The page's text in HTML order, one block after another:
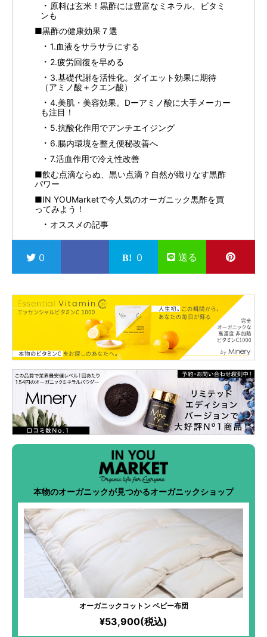
原料は玄米！黒酢には豊富なミネラル、ビタミ
ンも
■黒酢の健康効果７選
1.血液をサラサラにする
2.疲労回復を早める
3.基礎代謝を活性化。ダイエット効果に期待
（アミノ酸＋クエン酸）
4.美肌・美容効果。Dーアミノ酸に大手メーカー
も注目！
5.抗酸化作用でアンチエイジング
6.腸内環境を整え便秘改善へ
7.活血作用で冷え性改善
■飲む点滴ならぬ、黒い点滴？自然が織りなす黒酢
パワー
■IN YOUMarketで今人気のオーガニック黒酢を買
ってみよう！
オススメの記事
0 0 送る
本物のオーガニックが見つかるオーガニックショップ
オーガニックコットン ベビー布団
¥53,900(税込)